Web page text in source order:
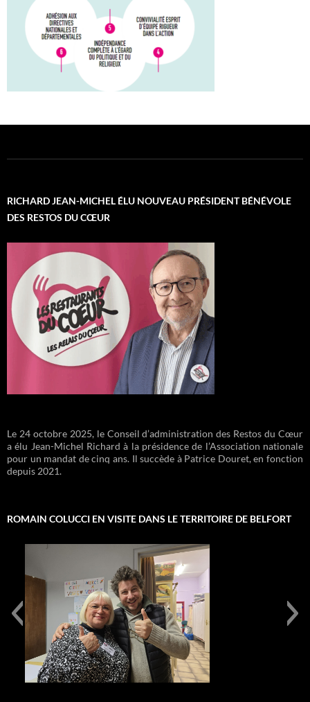
RICHARD JEAN-MICHEL ÉLU NOUVEAU PRÉSIDENT BÉNÉVOLE
DES RESTOS DU CŒUR
Le 24 octobre 2025, le Conseil d’administration des Restos du Cœur
a élu Jean-Michel Richard à la présidence de l’Association nationale
pour un mandat de cinq ans. Il succède à Patrice Douret, en fonction
depuis 2021.
ROMAIN COLUCCI EN VISITE DANS LE TERRITOIRE DE BELFORT